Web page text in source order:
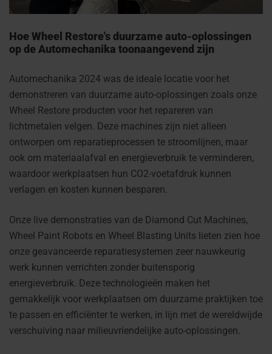
Hoe Wheel Restore's duurzame auto-oplossingen
op de Automechanika toonaangevend zijn
Automechanika 2024 was de ideale locatie voor het
demonstreren van duurzame auto-oplossingen zoals onze
Wheel Restore producten voor het repareren van
lichtmetalen velgen. Deze machines zijn niet alleen
ontworpen om reparatieprocessen te stroomlijnen, maar
ook om materiaalafval en energieverbruik te verminderen,
waardoor werkplaatsen hun CO2-voetafdruk kunnen
verlagen en kosten kunnen besparen.
Onze live demonstraties van de Diamond Cut Machines,
Wheel Paint Robots en Wheel Blasting Units lieten zien hoe
onze geavanceerde reparatiesystemen zeer nauwkeurig
werk kunnen verrichten zonder buitensporig
energieverbruik. Deze technologieën maken het
gemakkelijk voor werkplaatsen om duurzame praktijken toe
te passen en efficiënter te werken, in lijn met de wereldwijde
verschuiving naar milieuvriendelijke auto-oplossingen.